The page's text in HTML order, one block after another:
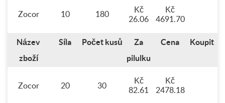
Zocor 10 180
Kč
26.06
Kč
4691.70
Název
zboží
Síla Počet kusů
Za
pilulku
Cena Koupit
Zocor 20 30
Kč
82.61
Kč
2478.18